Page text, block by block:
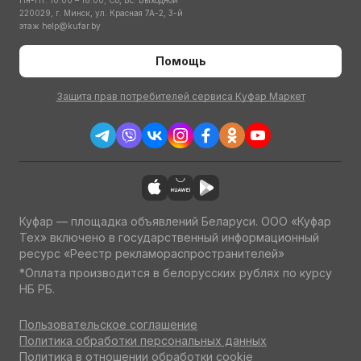
220029, г. Минск, ул. Красная 7А-2, 3-й
этаж help@kufar.by
Помощь
Защита прав потребителей сервиса Куфар Маркет
Куфар — площадка объявлений Беларуси. ООО «Куфар
Тех» включено в государственный информационный
ресурс «Реестр рекламораспространителей»
*Оплата производится в белорусских рублях по курсу
НБ РБ.
Пользовательское соглашение
Политика обработки персональных данных
Политика в отношении обработки cookie